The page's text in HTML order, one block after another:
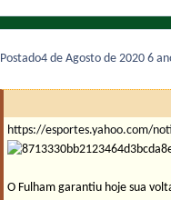
Postado4 de Agosto de 2020 6
https://esportes.yahoo.com/
O Fulham garantiu hoje sua